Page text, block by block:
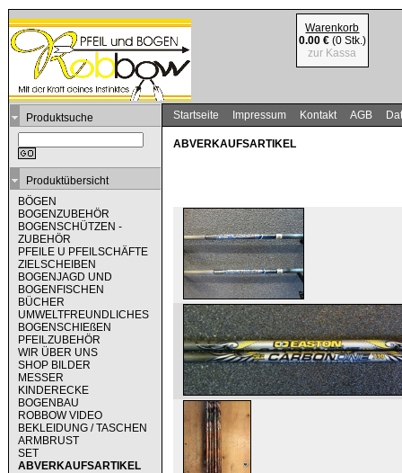
Warenkorb
0.00 € (0 Stk.)
zur Kassa
Produktsuche
Produktübersicht
BÖGEN
BOGENZUBEHÖR
BOGENSCHÜTZEN -
ZUBEHÖR
PFEILE U PFEILSCHÄFTE
ZIELSCHEIBEN
BOGENJAGD UND
BOGENFISCHEN
BÜCHER
UMWELTFREUNDLICHES
BOGENSCHIEßEN
PFEILZUBEHÖR
WIR ÜBER UNS
SHOP BILDER
MESSER
KINDERECKE
BOGENBAU
ROBBOW VIDEO
BEKLEIDUNG / TASCHEN
ARMBRUST
SET
ABVERKAUFSARTIKEL
Startseite Impressum Kontakt AGB
ABVERKAUFSARTIKEL